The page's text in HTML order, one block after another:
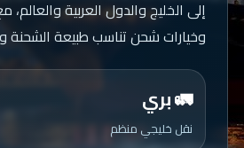
إلى الخليج والدول العربية
وخيارات شحن تناسب طبيعة الشحنة
🚛 بري
نقل خليجي منظم